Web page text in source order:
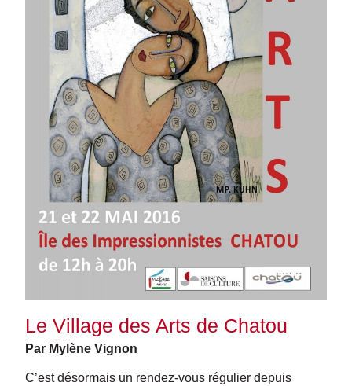
Le Village des Arts de Chatou
Par Mylène Vignon
C’est désormais un rendez-vous régulier depuis